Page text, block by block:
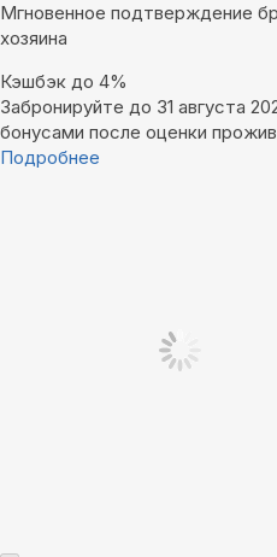
Мгновенное подтверждение
хозяина
Кэшбэк до 4%
Забронируйте до 31 августа
бонусами после оценки
Подробнее